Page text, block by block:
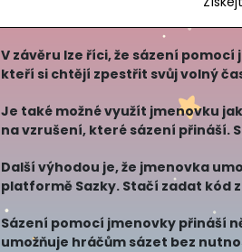
V závěru lze říci, že sázení
kteří si chtějí zpestřit svůj volný
Je také možné využít jmenovku
na vzrušení, které sázení přináší.
Další výhodou je, že jmenovka
platformě Sazky. Stačí zadat kód
znamená, že hrá
Sázení pomocí jmenovky přináší
umožňuje hráčům sázet bez